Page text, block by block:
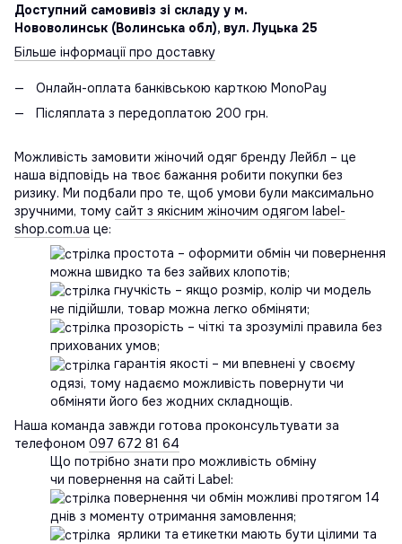
Доступний самовивіз зі складу у м.
Нововолинськ (Волинська обл), вул. Луцька 25
Більше інформації про доставку
Онлайн-оплата банківською карткою MonoPay
Післяплата з передоплатою 200 грн.
Можливість замовити жіночий одяг бренду Лейбл – це
наша відповідь на твоє бажання робити покупки без
ризику. Ми подбали про те, щоб умови були максимально
зручними, тому сайт з якісним жіночим одягом label-
shop.com.ua це:
простота – оформити обмін чи повернення
можна швидко та без зайвих клопотів;
гнучкість – якщо розмір, колір чи модель
не підійшли, товар можна легко обміняти;
прозорість – чіткі та зрозумілі правила без
прихованих умов;
гарантія якості – ми впевнені у своєму
одязі, тому надаємо можливість повернути чи
обміняти його без жодних складнощів.
Наша команда завжди готова проконсультувати за
телефоном 097 672 81 64
Що потрібно знати про можливість обміну
чи повернення на сайті Label:
повернення чи обмін можливі протягом 14
днів з моменту отримання замовлення;
ярлики та етикетки мають бути цілими та